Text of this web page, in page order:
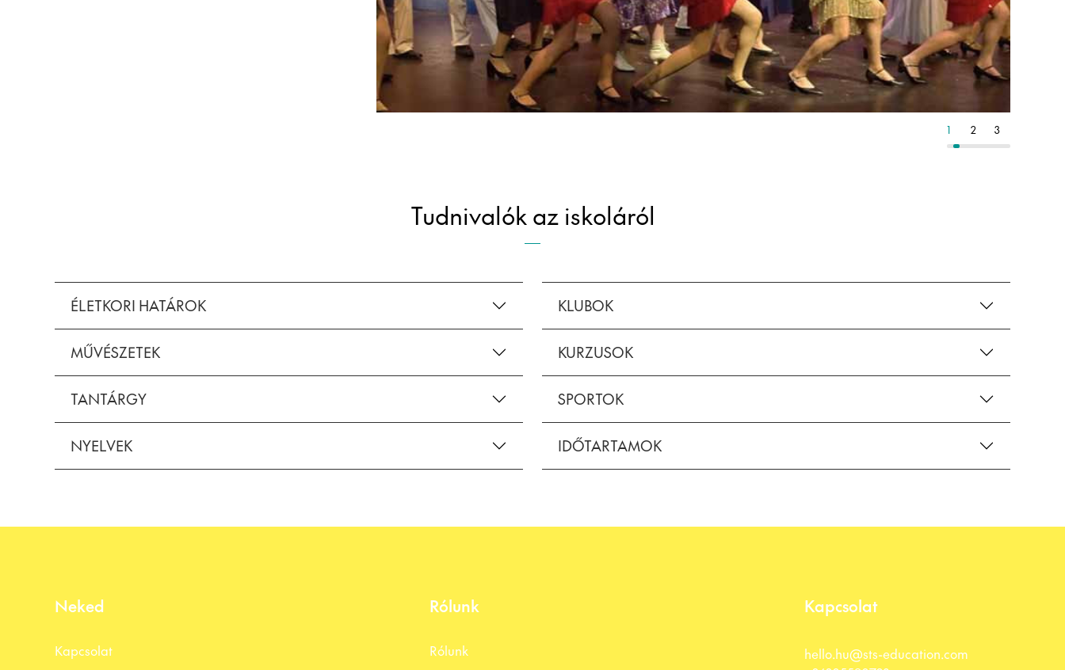
1 2 3
Tudnivalók az iskoláról
ÉLETKORI HATÁROK
MŰVÉSZETEK
TANTÁRGY
NYELVEK
KLUBOK
KURZUSOK
SPORTOK
IDŐTARTAMOK
Neked
Kapcsolat
Rólunk
Rólunk
Kapcsolat
hello.hu@sts-education.com